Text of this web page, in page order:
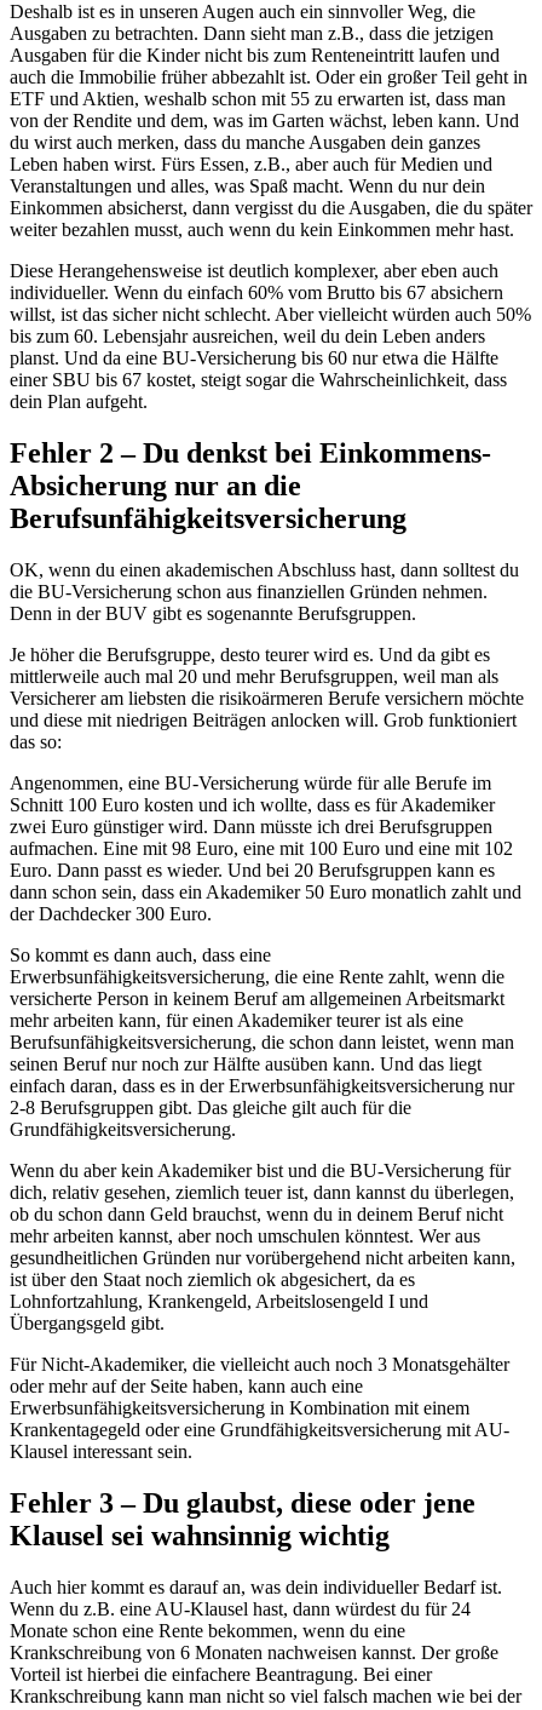
Deshalb ist es in unseren Augen auch ein sinnvoller Weg, die
Ausgaben zu betrachten. Dann sieht man z.B., dass die jetzigen
Ausgaben für die Kinder nicht bis zum Renteneintritt laufen und
auch die Immobilie früher abbezahlt ist. Oder ein großer Teil geht in
ETF und Aktien, weshalb schon mit 55 zu erwarten ist, dass man
von der Rendite und dem, was im Garten wächst, leben kann. Und
du wirst auch merken, dass du manche Ausgaben dein ganzes
Leben haben wirst. Fürs Essen, z.B., aber auch für Medien und
Veranstaltungen und alles, was Spaß macht. Wenn du nur dein
Einkommen absicherst, dann vergisst du die Ausgaben, die du später
weiter bezahlen musst, auch wenn du kein Einkommen mehr hast.
Diese Herangehensweise ist deutlich komplexer, aber eben auch
individueller. Wenn du einfach 60% vom Brutto bis 67 absichern
willst, ist das sicher nicht schlecht. Aber vielleicht würden auch 50%
bis zum 60. Lebensjahr ausreichen, weil du dein Leben anders
planst. Und da eine BU-Versicherung bis 60 nur etwa die Hälfte
einer SBU bis 67 kostet, steigt sogar die Wahrscheinlichkeit, dass
dein Plan aufgeht.
Fehler 2 – Du denkst bei Einkommens-
Absicherung nur an die
Berufsunfähigkeitsversicherung
OK, wenn du einen akademischen Abschluss hast, dann solltest du
die BU-Versicherung schon aus finanziellen Gründen nehmen.
Denn in der BUV gibt es sogenannte Berufsgruppen.
Je höher die Berufsgruppe, desto teurer wird es. Und da gibt es
mittlerweile auch mal 20 und mehr Berufsgruppen, weil man als
Versicherer am liebsten die risikoärmeren Berufe versichern möchte
und diese mit niedrigen Beiträgen anlocken will. Grob funktioniert
das so:
Angenommen, eine BU-Versicherung würde für alle Berufe im
Schnitt 100 Euro kosten und ich wollte, dass es für Akademiker
zwei Euro günstiger wird. Dann müsste ich drei Berufsgruppen
aufmachen. Eine mit 98 Euro, eine mit 100 Euro und eine mit 102
Euro. Dann passt es wieder. Und bei 20 Berufsgruppen kann es
dann schon sein, dass ein Akademiker 50 Euro monatlich zahlt und
der Dachdecker 300 Euro.
So kommt es dann auch, dass eine
Erwerbsunfähigkeitsversicherung, die eine Rente zahlt, wenn die
versicherte Person in keinem Beruf am allgemeinen Arbeitsmarkt
mehr arbeiten kann, für einen Akademiker teurer ist als eine
Berufsunfähigkeitsversicherung, die schon dann leistet, wenn man
seinen Beruf nur noch zur Hälfte ausüben kann. Und das liegt
einfach daran, dass es in der Erwerbsunfähigkeitsversicherung nur
2-8 Berufsgruppen gibt. Das gleiche gilt auch für die
Grundfähigkeitsversicherung.
Wenn du aber kein Akademiker bist und die BU-Versicherung für
dich, relativ gesehen, ziemlich teuer ist, dann kannst du überlegen,
ob du schon dann Geld brauchst, wenn du in deinem Beruf nicht
mehr arbeiten kannst, aber noch umschulen könntest. Wer aus
gesundheitlichen Gründen nur vorübergehend nicht arbeiten kann,
ist über den Staat noch ziemlich ok abgesichert, da es
Lohnfortzahlung, Krankengeld, Arbeitslosengeld I und
Übergangsgeld gibt.
Für Nicht-Akademiker, die vielleicht auch noch 3 Monatsgehälter
oder mehr auf der Seite haben, kann auch eine
Erwerbsunfähigkeitsversicherung in Kombination mit einem
Krankentagegeld oder eine Grundfähigkeitsversicherung mit AU-
Klausel interessant sein.
Fehler 3 – Du glaubst, diese oder jene
Klausel sei wahnsinnig wichtig
Auch hier kommt es darauf an, was dein individueller Bedarf ist.
Wenn du z.B. eine AU-Klausel hast, dann würdest du für 24
Monate schon eine Rente bekommen, wenn du eine
Krankschreibung von 6 Monaten nachweisen kannst. Der große
Vorteil ist hierbei die einfachere Beantragung. Bei einer
Krankschreibung kann man nicht so viel falsch machen wie bei der